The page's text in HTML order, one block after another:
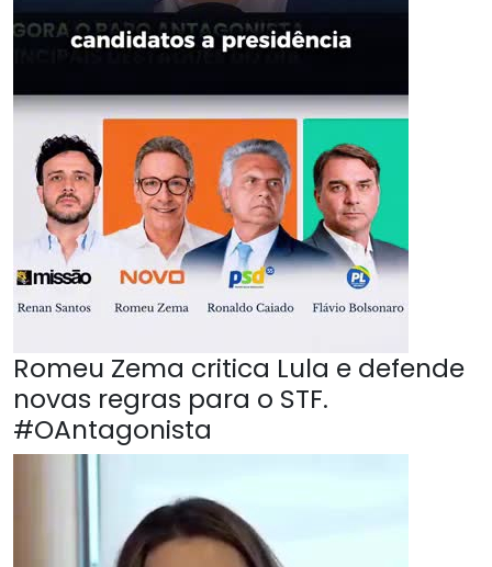
Romeu Zema critica Lula e defende
novas regras para o STF.
#OAntagonista